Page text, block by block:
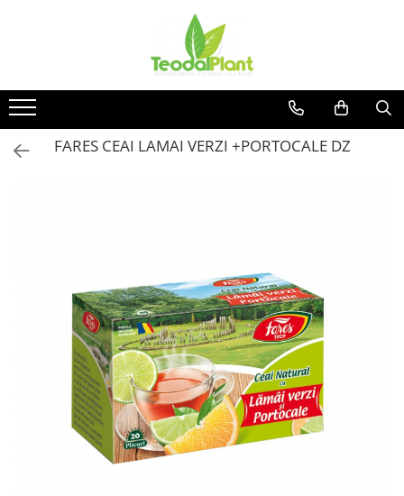
SUPLIMENTE ARTICULATII
ANTIINFLAMATOARE
SUPLIMENTE TONICE
SUPLIMENTE HORMONALE
SUPLIMENTE CARDIO VASCULARE
SUPLIMENTE
HEPATOPROTECTOARE-BILA
SUPLIMENTE MEMORIE SI
CIRCULATIE
SUPLIMENTE POTENȚĂ
FARES CEAI LAMAI VERZI +PORTOCALE DZ